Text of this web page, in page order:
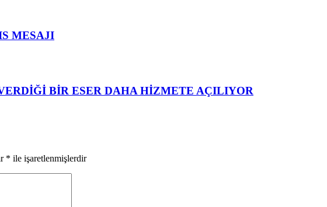
MESAJI
BİR ESER DAHA HİZMETE AÇILIYOR
* ile işaretlenmişlerdir